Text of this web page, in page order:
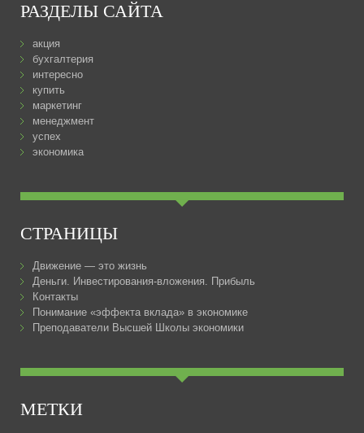
РАЗДЕЛЫ САЙТА
акция
бухгалтерия
интересно
купить
маркетинг
менеджмент
успех
экономика
СТРАНИЦЫ
Движение — это жизнь
Деньги. Инвестирования-вложения. Прибыль
Контакты
Понимание «эффекта вклада» в экономике
Преподаватели Высшей Школы экономики
МЕТКИ